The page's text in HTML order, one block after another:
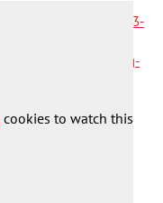
23-
IJzeren Spoorweg-
cookies to watch this